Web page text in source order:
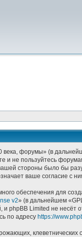
форумы» (в
и не пользуйтесь
стороны было бы
ваше согласие с
обеспечения для
v2» (в дальнейшем
phpBB Limited не несёт
по адресу https://